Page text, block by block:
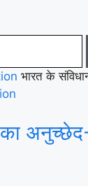
भारत के
का